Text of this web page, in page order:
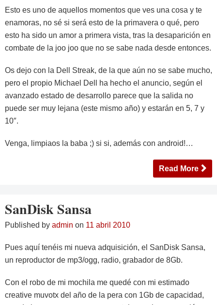
Esto es uno de aquellos momentos que ves una cosa y te
enamoras, no sé si será esto de la primavera o qué, pero
esto ha sido un amor a primera vista, tras la desaparición en
combate de la joo joo que no se sabe nada desde entonces.
Os dejo con la Dell Streak, de la que aún no se sabe mucho,
pero el propio Michael Dell ha hecho el anuncio, según el
avanzado estado de desarrollo parece que la salida no
puede ser muy lejana (este mismo año) y estarán en 5, 7 y
10″.
Venga, limpiaos la baba ;) si si, además con android!…
Read More
SanDisk Sansa
Published by admin on 11 abril 2010
Pues aquí tenéis mi nueva adquisición, el SanDisk Sansa,
un reproductor de mp3/ogg, radio, grabador de 8Gb.
Con el robo de mi mochila me quedé con mi estimado
creative muvotx del año de la pera con 1Gb de capacidad,